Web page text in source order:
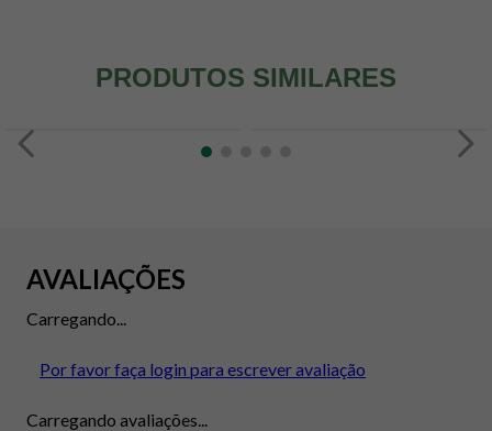
PRODUTOS SIMILARES
AVALIAÇÕES
Carregando...
Por favor faça login para escrever avaliação
Carregando avaliações...